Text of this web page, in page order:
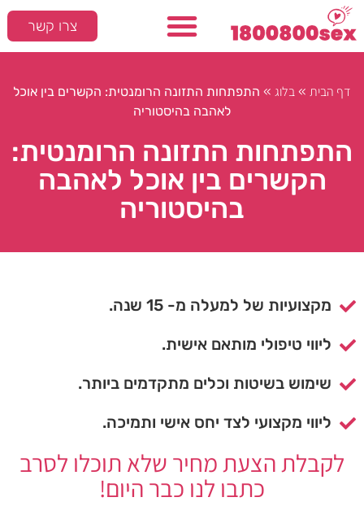
צרו קשר
דף הבית » בלוג » התפתחות התזונה הרומנטית: הקשרים בין אוכל
לאהבה בהיסטוריה
התפתחות התזונה הרומנטית:
הקשרים בין אוכל לאהבה
בהיסטוריה
מקצועיות של למעלה מ- 15 שנה.
ליווי טיפולי מותאם אישית.
שימוש בשיטות וכלים מתקדמים ביותר.
ליווי מקצועי לצד יחס אישי ותמיכה.
לקבלת הצעת מחיר שלא תוכלו לסרב
כתבו לנו כבר היום!